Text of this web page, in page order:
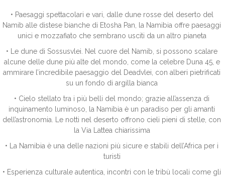
• Paesaggi spettacolari e vari, dalle dune rosse del deserto del
Namib alle distese bianche di Etosha Pan, la Namibia offre paesaggi
unici e mozzafiato che sembrano usciti da un altro pianeta
• Le dune di Sossusvlei. Nel cuore del Namib, si possono scalare
alcune delle dune più alte del mondo, come la celebre Duna 45, e
ammirare l’incredibile paesaggio del Deadvlei, con alberi pietrificati
su un fondo di argilla bianca
• Cielo stellato tra i più belli del mondo; grazie all’assenza di
inquinamento luminoso, la Namibia è un paradiso per gli amanti
dell’astronomia. Le notti nel deserto offrono cieli pieni di stelle, con
la Via Lattea chiarissima
• La Namibia è una delle nazioni più sicure e stabili dell’Africa per i
turisti
• Esperienza culturale autentica, incontri con le tribù locali come gli